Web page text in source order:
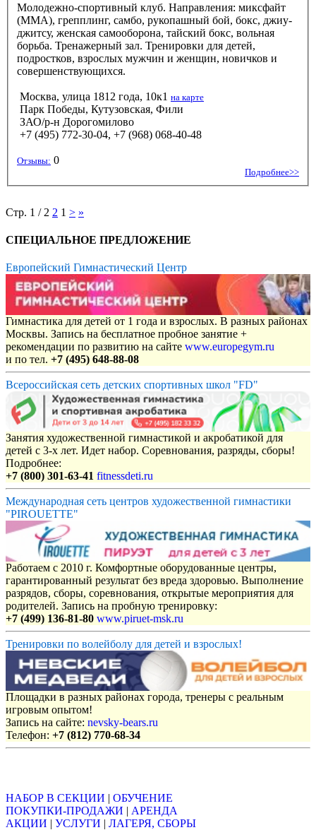
Молодежно-спортивный клуб. Направления: миксфайт
(ММА), грепплинг, самбо, рукопашный бой, бокс, джиу-
джитсу, женская самооборона, тайский бокс, вольная
борьба. Тренажерный зал. Тренировки для детей,
подростков, взрослых мужчин и женщин, новичков и
совершенствующихся.
Москва, улица 1812 года, 10к1 на карте
Парк Победы, Кутузовская, Фили
ЗАО/р-н Дорогомилово
+7 (495) 772-30-04, +7 (968) 068-40-48
Отзывы: 0
Подробнее>>
Стр. 1 / 2 2 1 > »
СПЕЦИАЛЬНОЕ ПРЕДЛОЖЕНИЕ
Европейский Гимнастический Центр
Гимнастика для детей от 1 года и взрослых. В разных районах
Москвы. Запись на бесплатное пробное занятие +
рекомендации по развитию на сайте www.europegym.ru
и по тел. +7 (495) 648-88-08
Всероссийская сеть детских спортивных школ "FD"
Занятия художественной гимнастикой и акробатикой для
детей с 3-х лет. Идет набор. Соревнования, разряды, сборы!
Подробнее:
+7 (800) 301-63-41 fitnessdeti.ru
Международная сеть центров художественной гимнастики
"PIROUETTE"
Работаем с 2010 г. Комфортные оборудованные центры,
гарантированный результат без вреда здоровью. Выполнение
разрядов, сборы, соревнования, открытые мероприятия для
родителей. Запись на пробную тренировку:
+7 (499) 136-81-80 www.piruet-msk.ru
Тренировки по волейболу для детей и взрослых!
Площадки в разных районах города, тренеры с реальным
игровым опытом!
Запись на сайте: nevsky-bears.ru
Телефон: +7 (812) 770-68-34
НАБОР В СЕКЦИИ | ОБУЧЕНИЕ
ПОКУПКИ-ПРОДАЖИ | АРЕНДА
АКЦИИ | УСЛУГИ | ЛАГЕРЯ, СБОРЫ